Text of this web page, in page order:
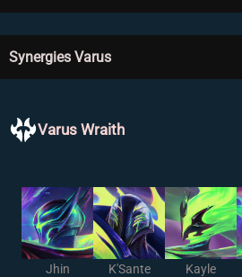
Synergies Varus
Varus Wraith
Jhin K'Sante Kayle